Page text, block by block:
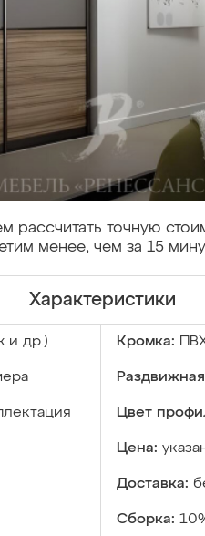
рассчитать точную
менее, чем за 15
Характеристики
и др.) Кромка:
Цвет
Цена:
Доставка:
Сборка: